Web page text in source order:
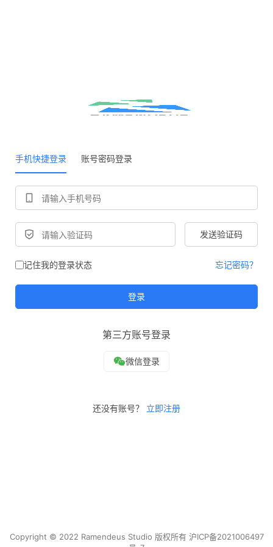
手机快捷登录 账号密码登录
发送验证码
记住我的登录状态 忘记密码？
登录
第三方账号登录
还没有账号？ 立即注册
Copyright © 2022 Ramendeus Studio 版权所有 沪ICP备2021006497